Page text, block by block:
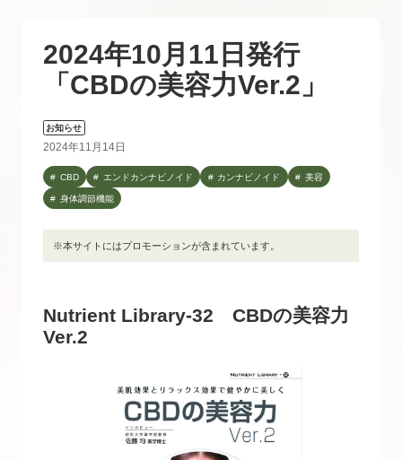
2024年10月11日発行
「CBDの美容力Ver.2」
お知らせ
2024年11月14日
CBD エンドカンナビノイド カンナビノイド 美容
身体調節機能
※本サイトにはプロモーションが含まれています。
Nutrient Library-32 CBDの美容力
Ver.2